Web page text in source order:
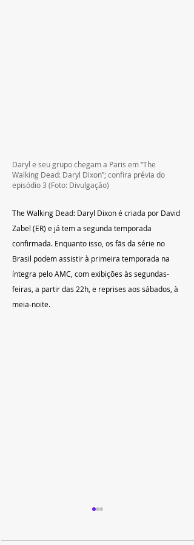
Daryl e seu grupo chegam a Paris em “The
Walking Dead: Daryl Dixon”; confira prévia do
episódio 3 (Foto: Divulgação)
The Walking Dead: Daryl Dixon é criada por David
Zabel (ER) e já tem a segunda temporada
confirmada. Enquanto isso, os fãs da série no
Brasil podem assistir à primeira temporada na
íntegra pelo AMC, com exibições às segundas-
feiras, a partir das 22h, e reprises aos sábados, à
meia-noite.